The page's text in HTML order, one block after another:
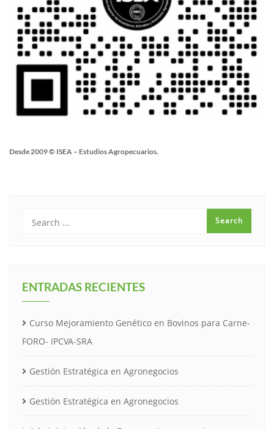
Desde 2009 © ISEA – Estudios Agropecuarios.
ENTRADAS RECIENTES
Curso Mejoramiento Genético en Bovinos para Carne-
FORO- IPCVA-SRA
Gestión Estratégica en Agronegocios
Gestión Estratégica en Agronegocios